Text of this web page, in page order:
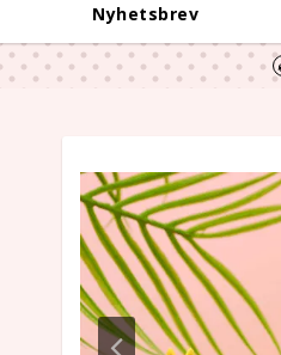
Nyhetsbrev